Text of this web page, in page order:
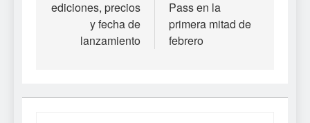
ediciones, precios
y fecha de
lanzamiento
Pass en la
primera mitad de
febrero